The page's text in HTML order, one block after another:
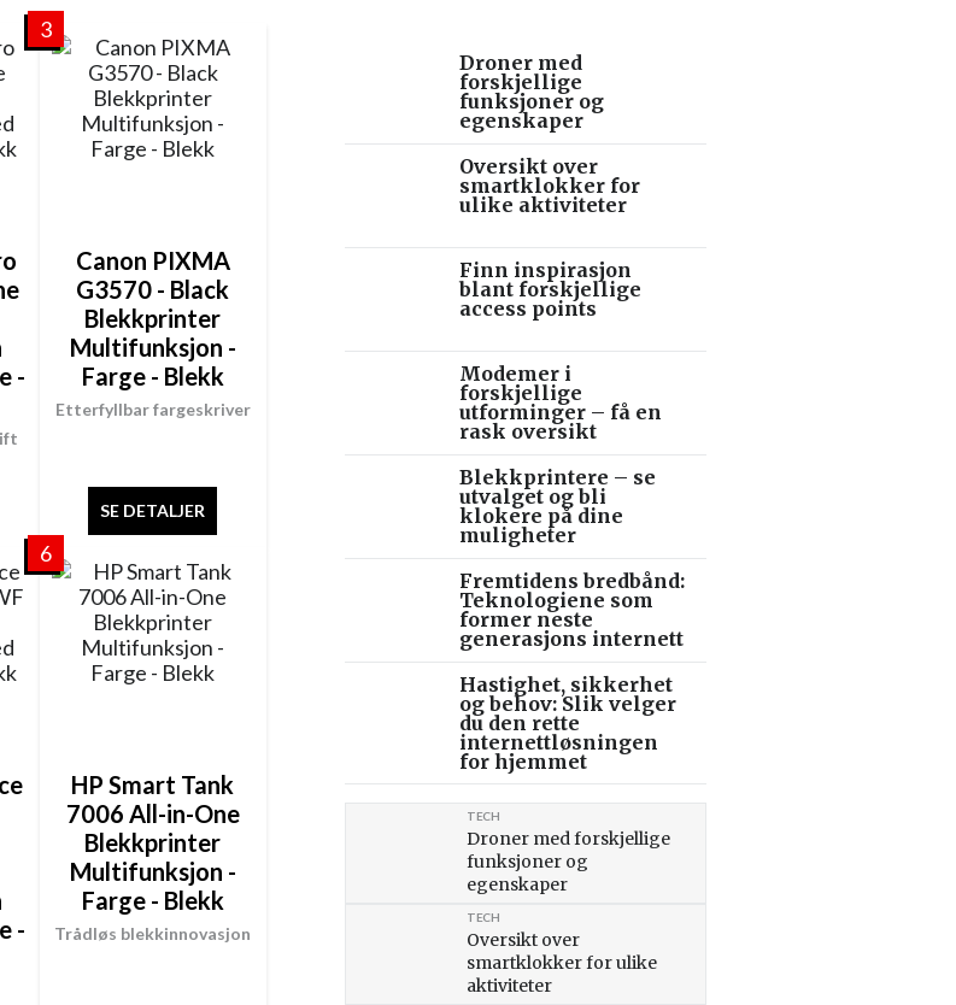
-
3
Etterfyllbar fargeskriver
Canon PIXMA
G3570 - Black
Blekkprinter
Multifunksjon -
Farge - Blekk
SE DETALJER
-
6
Trådløs blekkinnovasjon
HP Smart Tank
7006 All-in-One
Blekkprinter
Multifunksjon -
Farge - Blekk
Droner med
forskjellige
funksjoner og
egenskaper
Oversikt over
smartklokker for
ulike aktiviteter
Finn inspirasjon
blant forskjellige
access points
Modemer i
forskjellige
utforminger – få en
rask oversikt
Blekkprintere – se
utvalget og bli
klokere på dine
muligheter
Fremtidens bredbånd:
Teknologiene som
former neste
generasjons internett
Hastighet, sikkerhet
og behov: Slik velger
du den rette
internettløsningen
for hjemmet
Droner med forskjellige
funksjoner og
egenskaper
TECH
Oversikt over
smartklokker for ulike
aktiviteter
TECH